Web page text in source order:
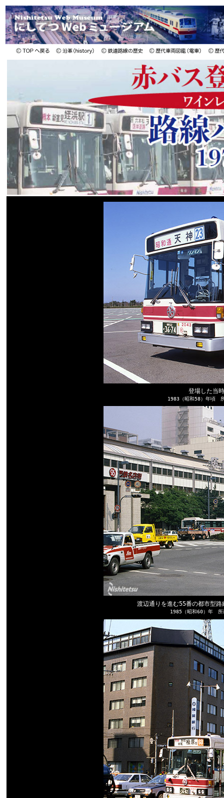
登場した当
1983（昭和58）年頃
渡辺通りを進む55番の都市型
1985（昭和60）年